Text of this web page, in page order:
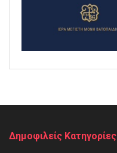
Δημοφιλείς Κατηγορίες